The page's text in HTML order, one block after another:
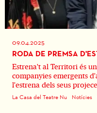
09.04.2025
RODA DE PREMSA
Estrena't al Territori és
companyies emergents
l'estrena dels seus
La Casa del Teatre Nu Notícies